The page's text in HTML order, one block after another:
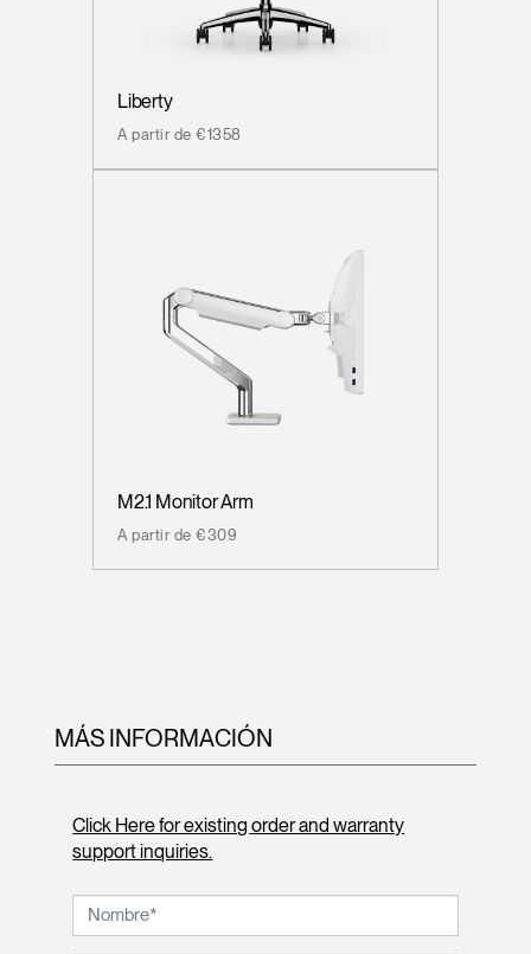
Liberty
A partir de €1358
M2.1 Monitor Arm
A partir de €309
MÁS INFORMACIÓN
Click Here for existing order and warranty
support inquiries.